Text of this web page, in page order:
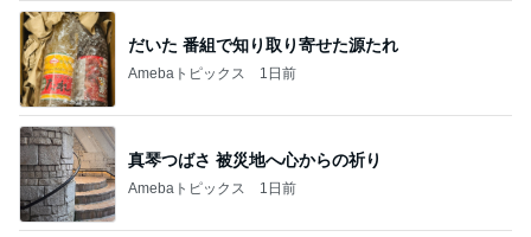
だいた 番組で知り取り寄せた源たれ
Amebaトピックス 1日前
真琴つばさ 被災地へ心からの祈り
Amebaトピックス 1日前